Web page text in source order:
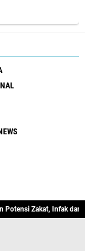
Zakat, Infak dan